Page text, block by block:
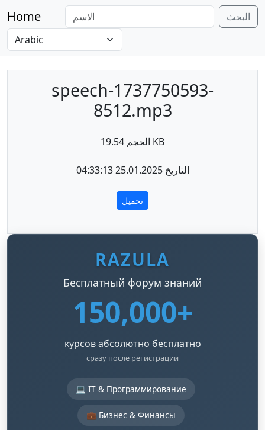
Home البحث
speech-1737750593-
8512.mp3
الحجم 19.54 KB
التاريخ 25.01.2025 04:33:13
تحميل
RAZULA
Бесплатный форум знаний
150,000+
курсов абсолютно бесплатно
сразу после регистрации
💻 IT & Программирование
💼 Бизнес & Финансы